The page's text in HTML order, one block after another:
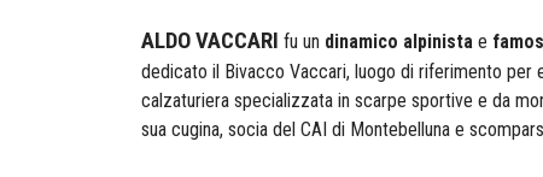
ALDO VACCARI fu un dinamico alpinista e
dedicato il Bivacco Vaccari, luogo di riferimento per
calzaturiera specializzata in scarpe sportive e da
sua cugina, socia del CAI di Montebelluna e